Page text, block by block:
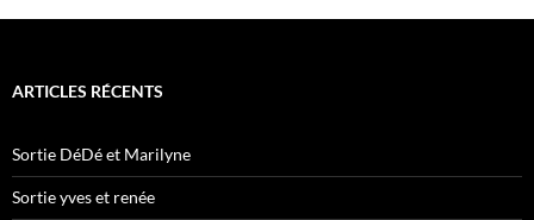
ARTICLES RÉCENTS
Sortie DéDé et Marilyne
Sortie yves et renée